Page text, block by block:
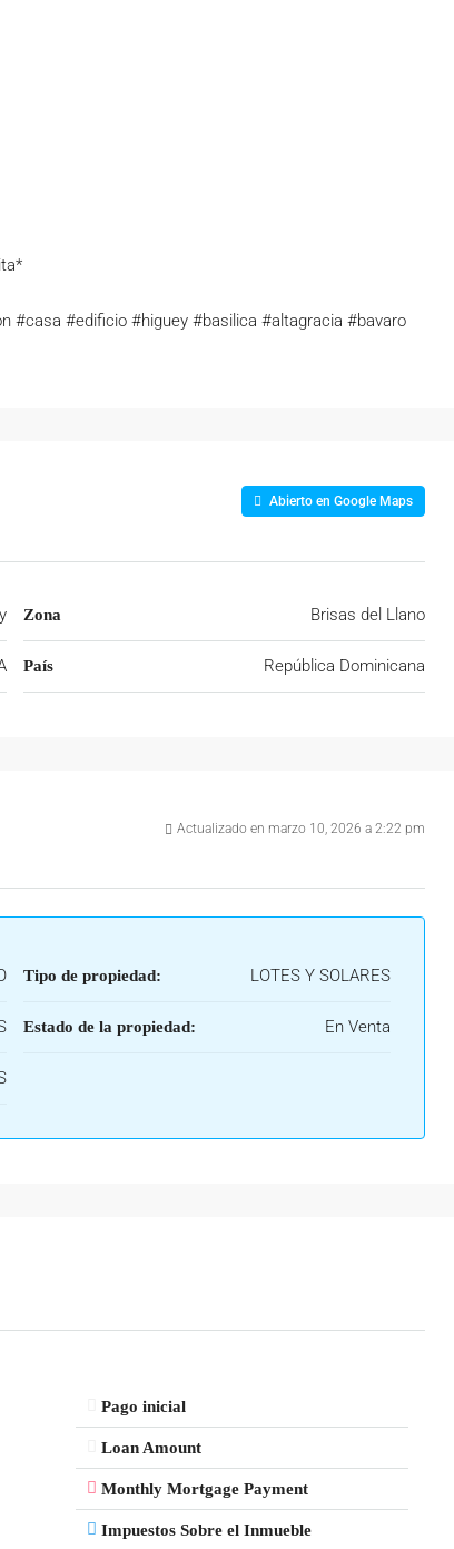
#edificio #higuey #basilica #altagracia #bavaro
Abierto en Google Maps
Zona Brisas del Llano
País República Dominicana
Actualizado en marzo 10, 2026 a 2:22 pm
Tipo de propiedad: LOTES Y SOLARES
Estado de la propiedad: En Venta
Pago inicial
Loan Amount
Monthly Mortgage Payment
Impuestos Sobre el Inmueble